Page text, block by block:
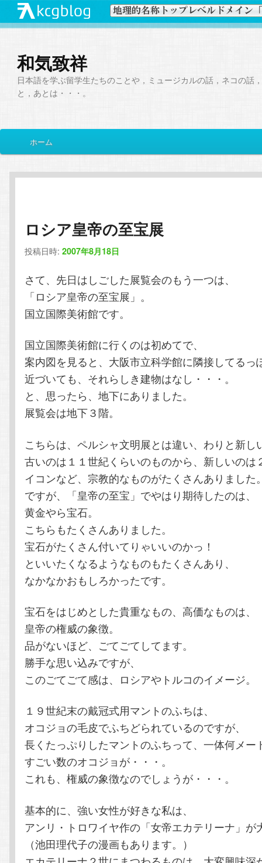
和気致祥
日本語を学ぶ留学生たちのことや，ミュージカルの話，ネコの話
と，あとは・・・。
イ
メ
イ
コ
ン
テ
ン
ツ
へ
移
サ
ブ
ン
テ
ン
ツ
へ
移
動
ホーム
ロシア皇帝の至宝展
投稿日時:2007年8月18日
さて、先日はしごした展覧会のもう一つは、
「ロシア皇帝の至宝展」。
国立国際美術館です。
国立国際美術館に行くのは初めてで、
案内図を見ると、大阪市立科学館に隣接してるっ
近づいても、それらしき建物はなし・・・。
と、思ったら、地下にありました。
展覧会は地下３階。
こちらは、ペルシャ文明展とは違い、わりと新し
古いのは１１世紀くらいのものから、新しいのは
イコンなど、宗教的なものがたくさんありました
ですが、「皇帝の至宝」でやはり期待したのは、
黄金やら宝石。
こちらもたくさんありました。
宝石がたくさん付いてりゃいいのかっ！
といいたくなるようなものもたくさんあり、
なかなかおもしろかったです。
宝石をはじめとした貴重なもの、高価なものは、
皇帝の権威の象徴。
品がないほど、ごてごてしてます。
勝手な思い込みですが、
このごてごて感は、ロシアやトルコのイメージ。
１９世紀末の戴冠式用マントのふちは、
オコジョの毛皮でふちどられているのですが、
長くたっぷりしたマントのふちって、一体何メー
すごい数のオコジョが・・・。
これも、権威の象徴なのでしょうが・・・。
基本的に、強い女性が好きな私は、
アンリ・トロワイヤ作の「女帝エカテリーナ」が
（池田理代子の漫画もあります。）